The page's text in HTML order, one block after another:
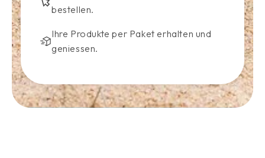
bestellen.
Ihre Produkte per Paket erhalten und
geniessen.